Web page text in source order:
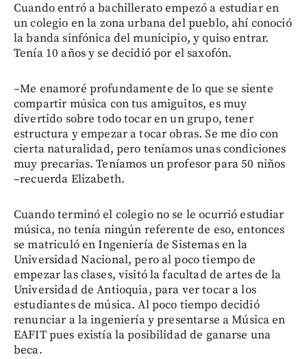
Cuando entró a bachillerato empezó a estudiar en
un colegio en la zona urbana del pueblo, ahí conoció
la banda sinfónica del municipio, y quiso entrar.
Tenía 10 años y se decidió por el saxofón.
–Me enamoré profundamente de lo que se siente
compartir música con tus amiguitos, es muy
divertido sobre todo tocar en un grupo, tener
estructura y empezar a tocar obras. Se me dio con
cierta naturalidad, pero teníamos unas condiciones
muy precarias. Teníamos un profesor para 50 niños
–recuerda Elizabeth.
Cuando terminó el colegio no se le ocurrió estudiar
música, no tenía ningún referente de eso, entonces
se matriculó en Ingeniería de Sistemas en la
Universidad Nacional, pero al poco tiempo de
empezar las clases, visitó la facultad de artes de la
Universidad de Antioquia, para ver tocar a los
estudiantes de música. Al poco tiempo decidió
renunciar a la ingeniería y presentarse a Música en
EAFIT pues existía la posibilidad de ganarse una
beca.